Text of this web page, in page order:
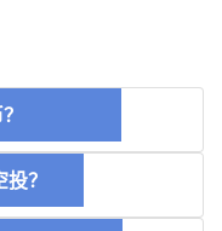
币？
？